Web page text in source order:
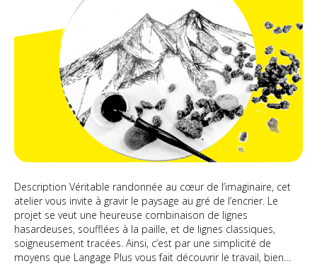
Description Véritable randonnée au cœur de l’imaginaire, cet
atelier vous invite à gravir le paysage au gré de l’encrier. Le
projet se veut une heureuse combinaison de lignes
hasardeuses, soufflées à la paille, et de lignes classiques,
soigneusement tracées. Ainsi, c’est par une simplicité de
moyens que Langage Plus vous fait découvrir le travail, bien…